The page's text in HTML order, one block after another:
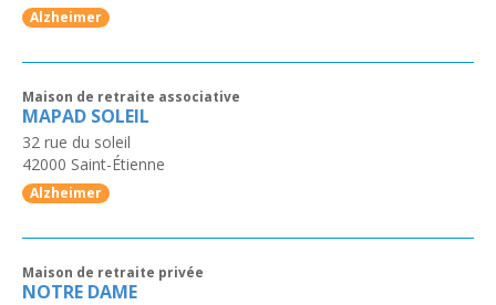
Alzheimer
Maison de retraite associative
MAPAD SOLEIL
32 rue du soleil
42000 Saint-Étienne
Alzheimer
Maison de retraite privée
NOTRE DAME